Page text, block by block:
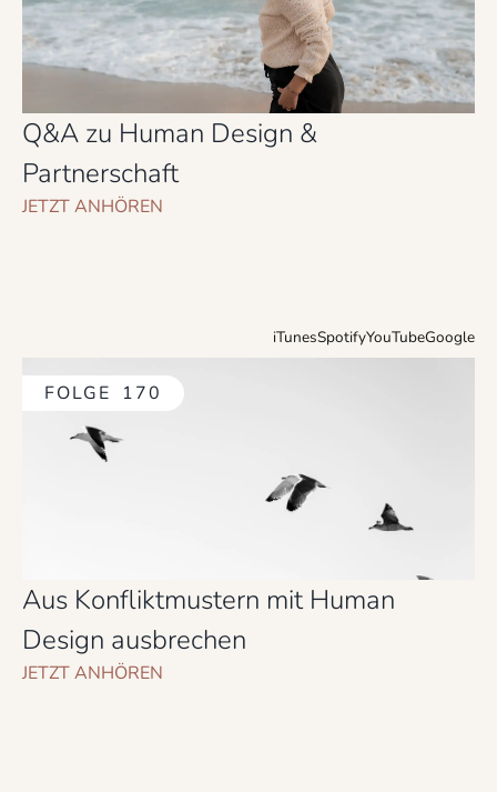
Q&A zu Human Design &
Partnerschaft
JETZT ANHÖREN
iTunesSpotifyYouTubeGoogle
FOLGE 170
Aus Konfliktmustern mit Human
Design ausbrechen
JETZT ANHÖREN